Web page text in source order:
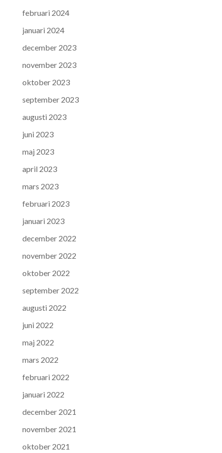
februari 2024
januari 2024
december 2023
november 2023
oktober 2023
september 2023
augusti 2023
juni 2023
maj 2023
april 2023
mars 2023
februari 2023
januari 2023
december 2022
november 2022
oktober 2022
september 2022
augusti 2022
juni 2022
maj 2022
mars 2022
februari 2022
januari 2022
december 2021
november 2021
oktober 2021